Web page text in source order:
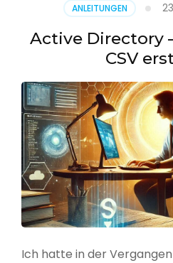
ANLEITUNGEN
Active Directory
CSV
Ich hatte in der